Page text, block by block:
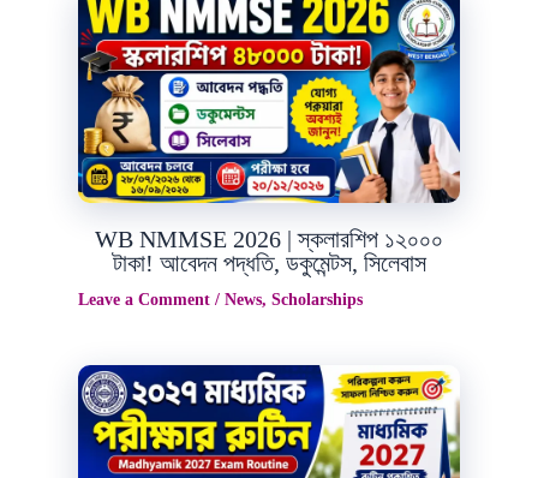
Jul
29
2026
WB NMMSE 2026 | স্কলারশিপ ১২০০০
টাকা! আবেদন পদ্ধতি, ডকুমেন্টস, সিলেবাস
Leave a Comment / News, Scholarships
Jul
14
2026